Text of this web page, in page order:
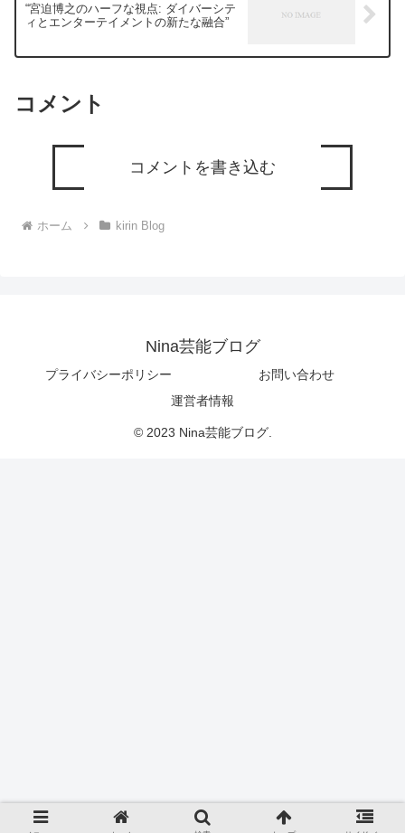
“宮迫博之のハーフな視点: ダイバーシテ
ィとエンターテイメントの新たな融合”
コメント
コメントを書き込む
ホーム kirin Blog
Nina芸能ブログ
プライバシーポリシー
お問い合わせ
運営者情報
© 2023 Nina芸能ブログ.